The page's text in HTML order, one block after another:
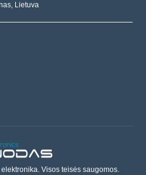
Lietuva
Visos teisės saugomos.